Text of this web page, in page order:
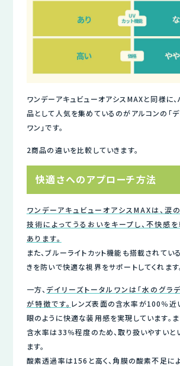
ワンデーアキュビューオアシスMAXと同様に
品として人気を集めているのがアルコンの「デ
ワン」です。
2商品の違いを比較していきます。
快適さへのアプローチ方法
ワンデーアキュビューオアシスMAXは、涙
技術によってうるおいをキープし、不快感
あります。
また、ブルーライトカット機能も搭載されてい
きを防いで快適な視界をサポートしてくれます
一方、 デイリーズトータルワンは「水のグラ
が特徴です。 レンズ表面の含水率が100％近
眼のように快適な装用感を実現しています。ま
含水率は33％程度のため、取り扱いやすいと
ます。
酸素透過率は156と高く、角膜の酸素不足に